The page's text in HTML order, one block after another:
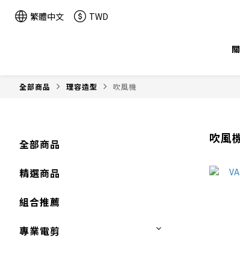
繁體中文 TWD
全部商品 理容造型 吹風機
全部商品
精選商品
組合推薦
專業電剪
吹風